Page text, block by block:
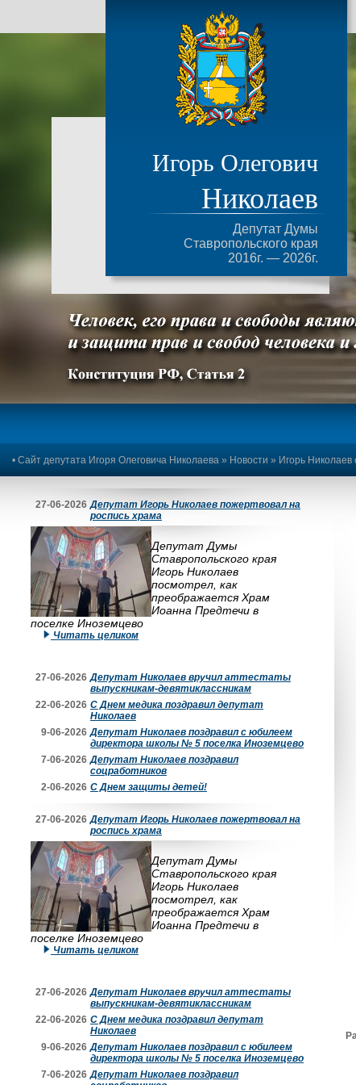
Игорь Олегович
Николаев
Депутат Думы
Ставропольского края
2016г. — 2026г.
• Сайт депутата Игоря Олеговича Николаева » Новости » Игорь Николаев
27-06-2026 Депутат Игорь Николаев пожертвовал на
роспись храма
Депутат Думы
Ставропольского края
Игорь Николаев
посмотрел, как
преображается Храм
Иоанна Предтечи в
поселке Иноземцево
Читать целиком
27-06-2026 Депутат Николаев вручил аттестаты
выпускникам-девятиклассникам
22-06-2026 С Днем медика поздравил депутат
Николаев
9-06-2026 Депутат Николаев поздравил с юбилеем
директора школы № 5 поселка Иноземцево
7-06-2026 Депутат Николаев поздравил
соцработников
2-06-2026 С Днем защиты детей!
27-06-2026 Депутат Игорь Николаев пожертвовал на
роспись храма
Депутат Думы
Ставропольского края
Игорь Николаев
посмотрел, как
преображается Храм
Иоанна Предтечи в
поселке Иноземцево
Читать целиком
27-06-2026 Депутат Николаев вручил аттестаты
выпускникам-девятиклассникам
22-06-2026 С Днем медика поздравил депутат
Николаев
9-06-2026 Депутат Николаев поздравил с юбилеем
директора школы № 5 поселка Иноземцево
7-06-2026 Депутат Николаев поздравил